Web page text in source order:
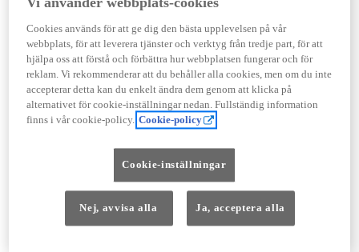
Motor
Cylindrar
4
Kapacitet
1 798 cc
Effekt
103 kw (140 hk)
Prestanda
Acceleration 0-100km/h
Cookies används för att ge dig den bästa upplevelsen på vår
webbplats, för att leverera tjänster och verktyg från tredje part, för att
hjälpa oss att förstå och förbättra hur webbplatsen fungerar och för
reklam. Vi rekommenderar att du behåller alla cookies, men om du inte
accepterar detta kan du enkelt ändra dem genom att klicka på
alternativet för cookie-inställningar nedan. Fullständig information
finns i vår cookie-policy. Cookie-policy
Cookie-inställningar
Nej, avvisa alla Ja, acceptera alla